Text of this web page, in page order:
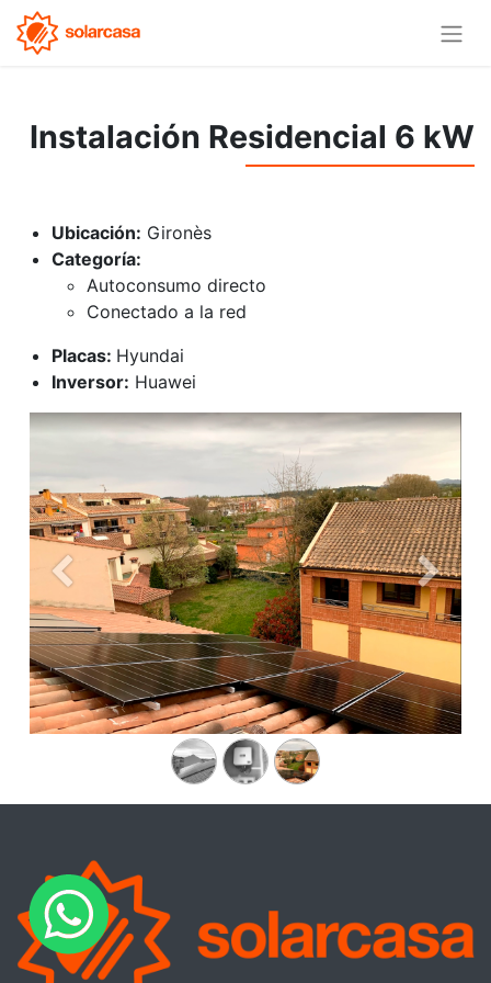
Instalación Residencial 6 kW
Ubicación: Gironès
Categoría:
Autoconsumo directo
Conectado a la red
Placas: Hyundai
Inversor: Huawei
Anterior